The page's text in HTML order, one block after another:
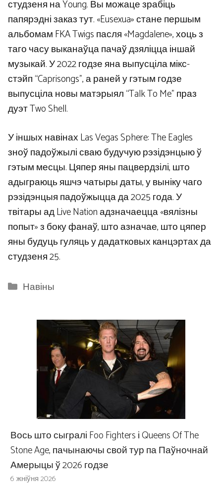
студзеня на Young. Вы можаце зрабіць
папярэдні заказ тут. «Eusexua» стане першым
альбомам FKA Twigs пасля «Magdalene», хоць з
таго часу выканаўца пачаў дзяліцца іншай
музыкай. У 2022 годзе яна выпусціла мікс-
стэйп “Caprisongs”, а раней у гэтым годзе
выпусціла новы матэрыял “Talk To Me” праз
дуэт Two Shell.
У іншых навінах Las Vegas Sphere: The Eagles
зноў падоўжылі сваю будучую рэзідэнцыю ў
гэтым месцы. Цяпер яны пацвердзілі, што
адыграюць яшчэ чатыры даты, у выніку чаго
рэзідэнцыя падоўжыцца да 2025 года. У
твітары ад Live Nation адзначаецца «вялізны
попыт» з боку фанаў, што азначае, што цяпер
яны будуць гуляць у дадатковых канцэртах да
студзеня 25.
Categories
Навіны
Вось што сыгралі Foo Fighters і Queens Of The
Stone Age, пачынаючы свой тур па Паўночнай
Амерыцы ў 2026 годзе
6 жніўня 2026